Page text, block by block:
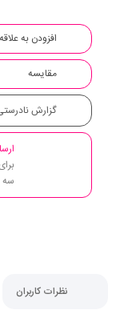
افزودن به
مقایسه
گزارش
سه
نظرات کاربران